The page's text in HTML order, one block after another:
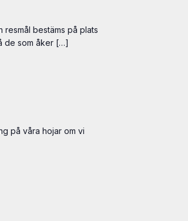
resmål bestäms på plats
de som åker […]
på våra hojar om vi